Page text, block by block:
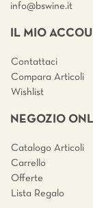
info@bswine.it
IL MIO
Contattaci
Compara Articoli
Wishlist
NEGOZIO
Catalogo Articoli
Carrello
Offerte
Lista Regalo